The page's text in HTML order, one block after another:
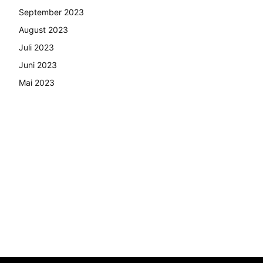
September 2023
August 2023
Juli 2023
Juni 2023
Mai 2023